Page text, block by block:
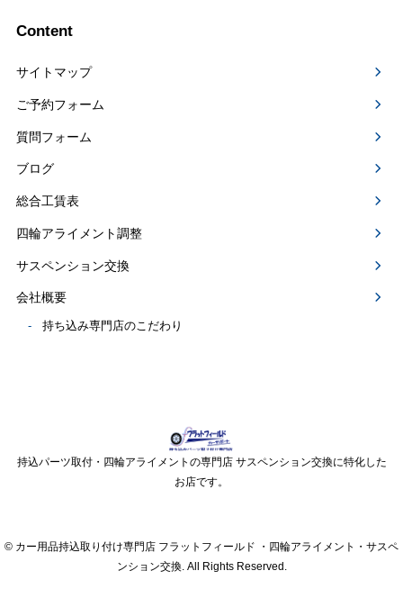
Content
サイトマップ
ご予約フォーム
質問フォーム
ブログ
総合工賃表
四輪アライメント調整
サスペンション交換
会社概要
持ち込み専門店のこだわり
持込パーツ取付・四輪アライメントの専門店 サスペンション交換に特化した
お店です。
© カー用品持込取り付け専門店 フラットフィールド ・四輪アライメント・サスペ
ンション交換. All Rights Reserved.